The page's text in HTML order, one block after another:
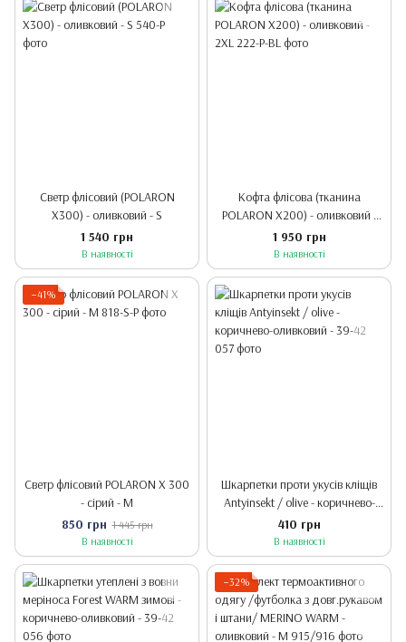
Светр флісовий (POLARON
X300) - оливковий - S
1 540 грн
В наявності
Кофта флісова (тканина
POLARON X200) - оливковий -
2XL
1 950 грн
В наявності
−41%
Светр флісовий POLARON X 300
- сірий - M
850 грн 1 445 грн
В наявності
Шкарпетки проти укусів кліщів
Antyinsekt / olive - коричнево-
оливковий - 39-42
410 грн
В наявності
−32%